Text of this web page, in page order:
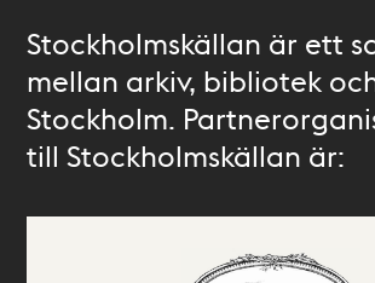
Stockholmskällan är ett
mellan arkiv, bibliotek
Stockholm.
till Stockholmskällan är: